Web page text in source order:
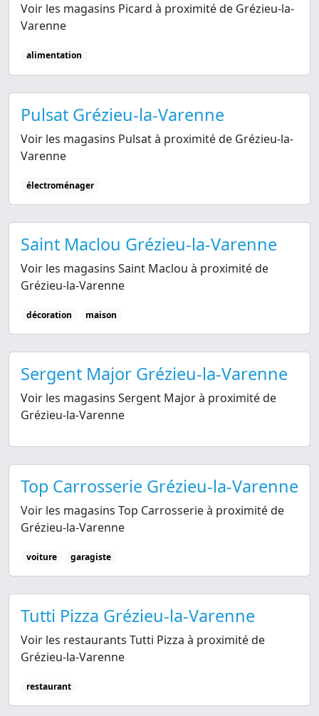
Voir les magasins Picard à proximité de Grézieu-la-
Varenne
alimentation
Pulsat Grézieu-la-Varenne
Voir les magasins Pulsat à proximité de Grézieu-la-
Varenne
électroménager
Saint Maclou Grézieu-la-Varenne
Voir les magasins Saint Maclou à proximité de
Grézieu-la-Varenne
décoration maison
Sergent Major Grézieu-la-Varenne
Voir les magasins Sergent Major à proximité de
Grézieu-la-Varenne
Top Carrosserie Grézieu-la-Varenne
Voir les magasins Top Carrosserie à proximité de
Grézieu-la-Varenne
voiture garagiste
Tutti Pizza Grézieu-la-Varenne
Voir les restaurants Tutti Pizza à proximité de
Grézieu-la-Varenne
restaurant